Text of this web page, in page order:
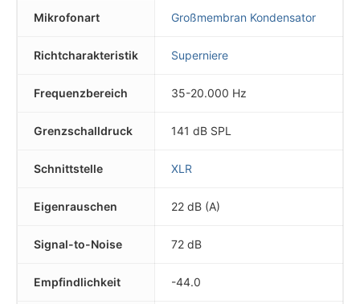
Mikrofonart Großmembran Kondensator
Richtcharakteristik Superniere
Frequenzbereich 35-20.000 Hz
Grenzschalldruck 141 dB SPL
Schnittstelle XLR
Eigenrauschen 22 dB (A)
Signal-to-Noise 72 dB
Empfindlichkeit -44.0